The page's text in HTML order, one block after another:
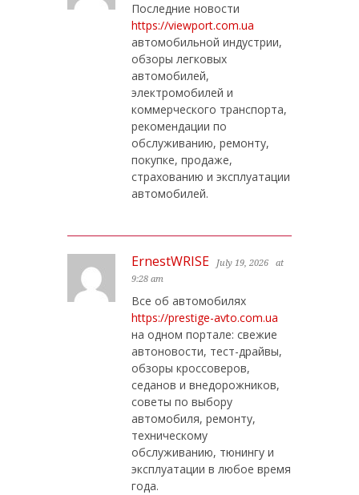
Последние новости
https://viewport.com.ua
автомобильной индустрии,
обзоры легковых
автомобилей,
электромобилей и
коммерческого транспорта,
рекомендации по
обслуживанию, ремонту,
покупке, продаже,
страхованию и эксплуатации
автомобилей.
ErnestWRISE July 19, 2026
at
9:28 am
Все об автомобилях
https://prestige-avto.com.ua
на одном портале: свежие
автоновости, тест-драйвы,
обзоры кроссоверов,
седанов и внедорожников,
советы по выбору
автомобиля, ремонту,
техническому
обслуживанию, тюнингу и
эксплуатации в любое время
года.